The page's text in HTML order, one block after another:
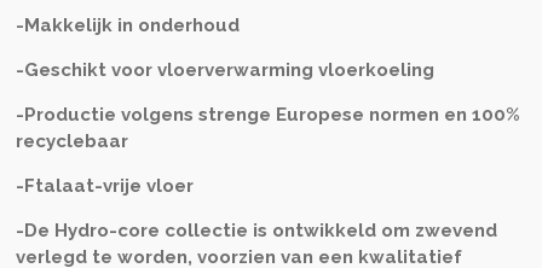
-Makkelijk in onderhoud
-Geschikt voor vloerverwarming vloerkoeling
-Productie volgens strenge Europese normen en 100%
recyclebaar
-Ftalaat-vrije vloer
-De Hydro-core collectie is ontwikkeld om zwevend
verlegd te worden, voorzien van een kwalitatief